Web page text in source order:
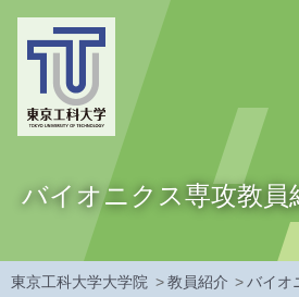
バイオニクス専攻教員
東京工科大学大学院 > 教員紹介 >バイオ